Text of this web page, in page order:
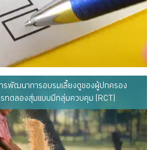
พัฒนาการอบรมเลี้ยงดูของผู้ปกครอง
ทดลองสุ่มแบบมีกลุ่มควบคุม (RCT)